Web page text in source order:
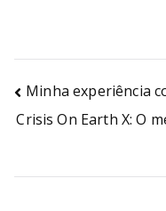
Minha experiência
Crisis On Earth X: O